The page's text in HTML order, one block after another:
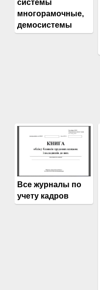
системы
многорамочные,
демосистемы
Все журналы по
учету кадров